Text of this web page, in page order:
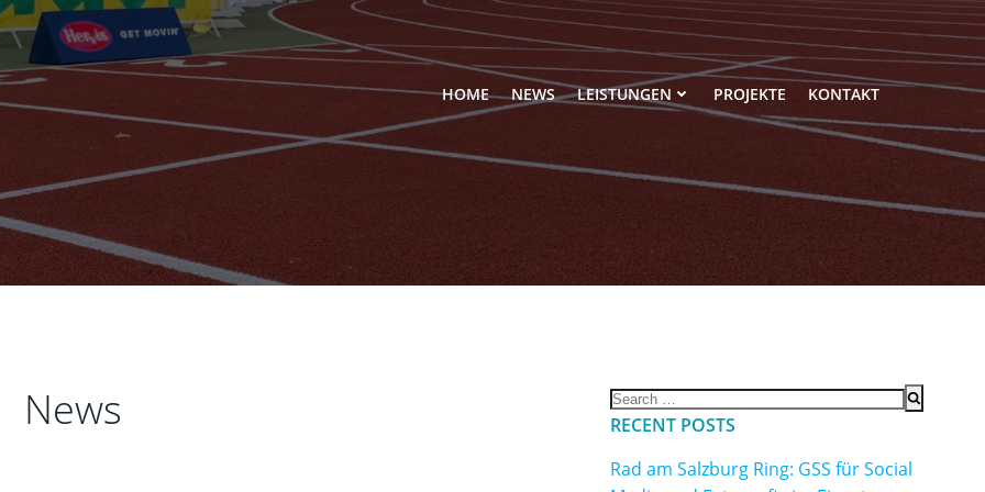
HOME NEWS LEISTUNGEN PROJEKTE KONTAKT
News
Search
for:
RECENT POSTS
Rad am Salzburg Ring: GSS für Social